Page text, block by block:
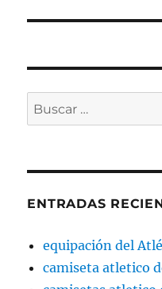
Buscar
por:
ENTRADAS
equipación del
camiseta atletico